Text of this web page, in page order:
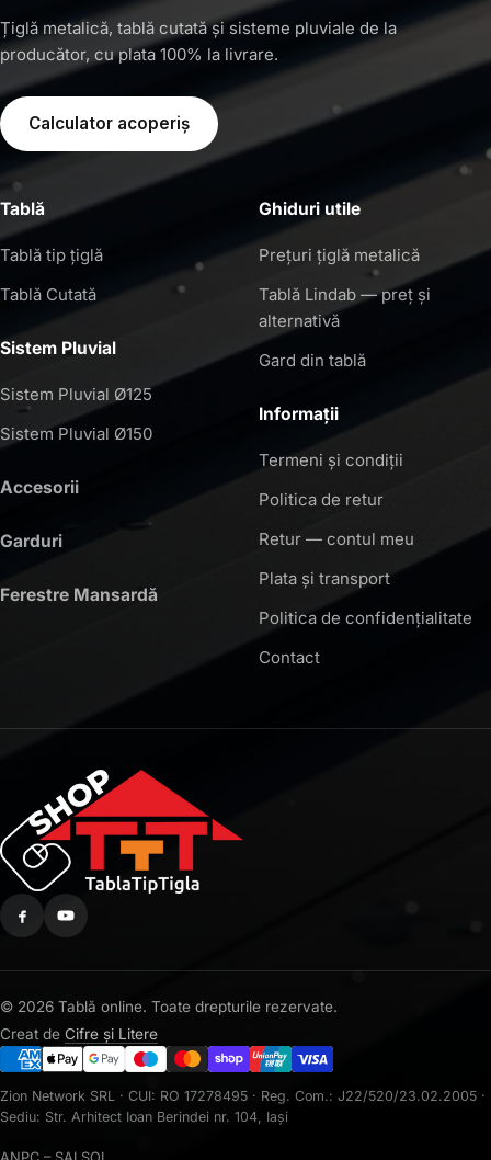
Țiglă metalică, tablă cutată și sisteme pluviale de la
producător, cu plata 100% la livrare.
Calculator acoperiș
Tablă
Tablă tip țiglă
Tablă Cutată
Sistem Pluvial
Sistem Pluvial Ø125
Sistem Pluvial Ø150
Accesorii
Garduri
Ferestre Mansardă
Ghiduri utile
Prețuri țiglă metalică
Tablă Lindab — preț și
alternativă
Gard din tablă
Informații
Termeni și condiții
Politica de retur
Retur — contul meu
Plata și transport
Politica de confidențialitate
Contact
© 2026 Tablă online. Toate drepturile rezervate.
Creat de Cifre și Litere
Zion Network SRL · CUI: RO 17278495 · Reg. Com.: J22/520/23.02.2005 ·
Sediu: Str. Arhitect Ioan Berindei nr. 104, Iași